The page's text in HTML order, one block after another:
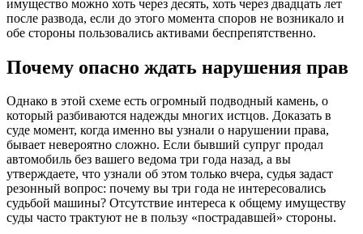
имущество можно хоть через десять, хоть через двадцать лет
после развода, если до этого момента споров не возникало и
обе стороны пользовались активами беспрепятственно.
Почему опасно ждать нарушения прав
Однако в этой схеме есть огромный подводный камень, о
который разбиваются надежды многих истцов. Доказать в
суде момент, когда именно вы узнали о нарушении права,
бывает невероятно сложно. Если бывший супруг продал
автомобиль без вашего ведома три года назад, а вы
утверждаете, что узнали об этом только вчера, судья задаст
резонный вопрос: почему вы три года не интересовались
судьбой машины? Отсутствие интереса к общему имуществу
суды часто трактуют не в пользу «пострадавшей» стороны.